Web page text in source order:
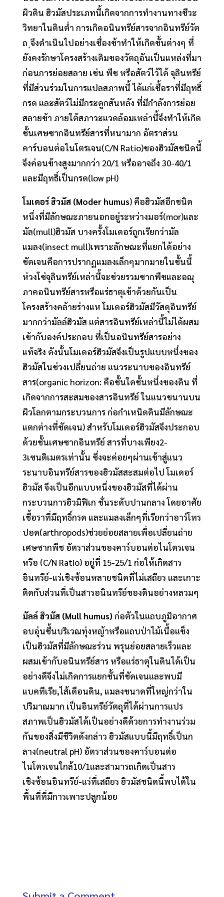
ผิวดิน ฮิวมัสประเภทนี้เกิดจากการทำงานทางชีวะ
วิทยาในดินต่ำ การเกิดอนินทรีย์สารจากอินทรีย์วัต
ถ ุจึงดำเนินไปอย่างเชื่องช้าทำให้เกิดชั้นต่างๆ ที่
ยังคงรักษาโครงสร้างเดิมของวัตถุอันเป็นแหล่งที่มา
ก่อนการย่อยสลาย เช่น พืช หรือสัตว์ไว้ได้ จุลินทรีย์
ที่มีส่วนร่วมในการแปลสภาพนี้ ได้แก่เชื้อราที่มีฤทธิ์
กรด และสัตว์ไม่มีกระดูกสันหลัง ที่มีกำลังการย่อย
สลายช้า ภายใต้สภาวะแวดล้อมเหล่านี้จึงทำให้เกิด
ชั้นเศษซากอินทรีย์สารที่หนามาก อัตราส่วน
คาร์บอนต่อไนโตรเจน(C/N Ratio)ของฮิวมัสชนิดนี้
จึงค่อนข้างสูงมากกว่า 20/1 หรืออาจถึง 30-40/1
และมีฤทธิ์เป็นกรด(low pH)
โมเดอร์ ฮิวมัส (Moder humus) คือฮิวมัสอีกชนิด
หนึ่งที่มีลักษณะภายนอกอยู่ระหว่างมอร์(mor)และ
มัล(mull)ฮิวมัส บางครั้งโมเดอร์ถูกเรียกว่ามัล
แมลง(insect mull)เพราะลักษณะที่แยกได้อย่าง
ชัดเจนคือการปรากฏแมลงเล็กๆมากมายในชั้นนี้
ห่วงโซ่จุลินทรีย์เหล่านี้จะช่วยรวมซากพืชและอณุ
ภาคอนินทรีย์สารหรือแร่ธาตุเข้าด้วยกันเป็น
โครงสร้างคล้ายร่างแห โมเดอร์ฮิวมัสมีวัสดุอินทรีย์
มากกว่ามัลล์ฮิวมัส แต่สารอินทรีย์เหล่านี้ไม่ได้ผสม
เข้ากับองค์ประกอบ ที่เป็นอนินทรีย์สารอย่าง
แท้จริง ดังนั้นโมเดอร์ฮิวมัสจึงเป็นรูปแบบหนึ่งของ
ฮิวมัสในช่วงเปลี่ยนถ่าย แนวระนาบของอินทรีย์
สาร(organic horizon: คือชั้นใดชั้นหนึ่งของดิน ที่
เกิดจากการสะสมของสารอินทรีย์ ในแนวขนานบน
ผิวโลกตามกระบวนการ ก่อกำเหนิดดินมีลักษณะ
แตกต่างที่ชัดเจน) สำหรับโมเดอร์ฮิวมัสจึงประกอบ
ด้วยชั้นเศษซากอินทรีย์ สารที่บางเพียง2-
3เซนติเมตรเท่านั้น ซึ่งจะค่อยๆผ่านเข้าสู่แนว
ระนาบอินทรีย์สารของฮิวมัสสะสมต่อไป โมเดอร์
ฮิวมัส จึงเป็นอีกแบบหนึ่งของฮิวมัสที่ได้ผ่าน
กระบวนการฮิวมิฟิเก ชั่นระดับปานกลาง โดยอาศัย
เชื้อราที่มีฤทธิ์กรด และแมลงเล็กๆที่เรียกว่าอาร์โทร
ปอด(arthropods)ช่วยย่อยสลายเพื่อเปลี่ยนถ่าย
เศษซากพืช อัตราส่วนของคาร์บอนต่อไนโตรเจน
หรือ (C/N Ratio) อยู่ที่ 15-25/1 ก่อให้เกิดสาร
อินทรีย์-แร่เชิงซ้อนหลายชนิดที่ไม่เสถียร และเกาะ
ติดกับส่วนที่เป็นสารอนินทรีย์ของดินอย่างหลวมๆ
มัลล์ ฮิวมัส (Mull humus)ก่อตัวในแถบภูมิอากาศ
อบอุ่นชื้นบริเวณทุ่งหญ้าหรือแถบป่าไม้เนื้อแข็ง
เป็นฮิวมัสที่มีลักษณะร่วน พรุนย่อยสลายเร็วและ
ผสมเข้ากับอนินทรีย์สาร หรือแร่ธาตุในดินได้เป็น
อย่างดีจึงไม่เกิดการแยกชั้นที่ชัดเจนและพบมี
แบคทีเรีย,ไส้เดือนดิน, แมลงขนาดที่ใหญ่กว่าใน
ปริมาณมาก เป็นอินทรีย์วัตถุที่ได้ผ่านการแปร
สภาพเป็นฮิวมัสได้เป็นอย่างดีด้วยการทำงานร่วม
กันของสิ่งมีชีวิตดังกล่าว ฮิวมัสแบบนี้มีฤทธิ์เป็นก
ลาง(neutral pH) อัตราส่วนของคาร์บอนต่อ
ไนโตรเจนใกล้10/1และสามารถเกิดเป็นสาร
เชิงซ้อนอินทรีย์-แร่ที่เสถียร ฮิวมัสชนิดนี้พบได้ใน
พื้นที่ที่มีการเพาะปลูกน้อย